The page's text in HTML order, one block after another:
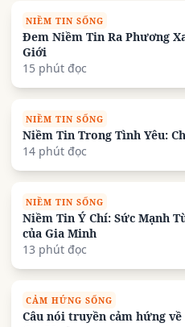
NIỀM TIN SỐNG
Đem Niềm Tin Ra Phương
Giới
15 phút đọc
NIỀM TIN SỐNG
Niềm Tin Trong Tình Yêu:
14 phút đọc
NIỀM TIN SỐNG
Niềm Tin Ý Chí: Sức Mạnh
của Gia Minh
13 phút đọc
CẢM HỨNG SỐNG
Câu nói truyền cảm hứng